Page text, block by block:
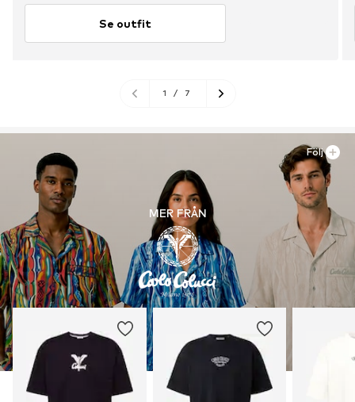
Se outfit
1 / 7
MER FRÅN
Följ